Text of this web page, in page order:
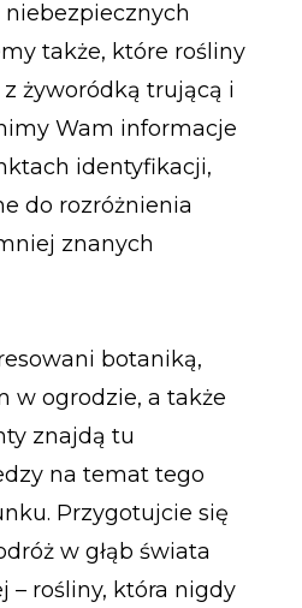
także, które rośliny
żyworódką trującą i
Wam informacje
identyfikacji,
do rozróżnienia
znanych
botaniką,
w ogrodzie, a także
znajdą tu
na temat tego
Przygotujcie się
w głąb świata
– rośliny, która nigdy